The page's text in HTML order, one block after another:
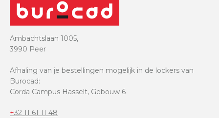
Ambachtslaan 1005,
3990 Peer
Afhaling van je bestellingen mogelijk in de lockers van
Burocad:
Corda Campus Hasselt, Gebouw 6
+32 11 61 11 48